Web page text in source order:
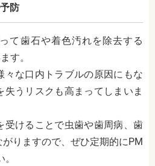
防
て歯石や着色汚れを除去する
す。
々な口内トラブルの原因にもな
失うリスクも高まってしまいま
受けることで虫歯や歯周病、歯
りますので、ぜひ定期的にPM